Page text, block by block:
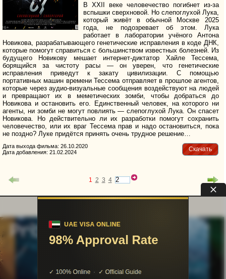
В XXII веке человечество погибнет из-за
вспышки сверхновой. Но слепоглухой Лука,
который живёт в обычной Москве 2025
года, не подозревает об этом. Лука
работает в лаборатории учёного Антона
Новикова, разрабатывающего генетические исправления в коде ДНК,
которые помогут справиться с большинством известных болезней. Из
будущего Новикову мешает интернет-диктатор Хайле Тессема,
борящийся за чистоту расы — он уверен, что генетические
исправления приведут к закату цивилизации. С помощью
портативных машин времени Тессема отправляет в прошлое агентов,
которые через аудио-визуальные сообщения воздействуют на людей
и превращают их в меметических зомби, чтобы добраться до
Новикова и остановить его. Единственный человек, на которого ни
агенты, ни зомби не могут повлиять — слепоглухой Лука. Он спасет
Новикова. Но действительно ли их разработки помогут сохранить
человечество, или их враг Тессема прав и надо остановиться, пока
не поздно? Луке придётся принять очень трудное решение…
Скачать
Дата выхода фильма: 26.10.2020
Дата добавления: 21.02.2024
1 2 3 4
uvu@uvuvu.ru
Помощь сайту